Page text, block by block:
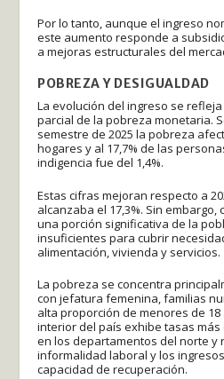
Por lo tanto, aunque el ingreso
este aumento responde a
a mejoras estructurales del
POBREZA Y DESIGUALDAD
La evolución del ingreso se
parcial de la pobreza monetaria.
semestre de 2025 la pobreza
hogares y al 17,7% de las
indigencia fue del 1,4%.
Estas cifras mejoran respecto a
alcanzaba el 17,3%. Sin
una porción significativa de la
insuficientes para cubrir
alimentación, vivienda y servicios.
La pobreza se concentra
con jefatura femenina, familias
alta proporción de menores de 18
interior del país exhibe tasas
en los departamentos del norte y
informalidad laboral y los
capacidad de recuperación.